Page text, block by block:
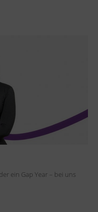
ein Gap Year – bei uns